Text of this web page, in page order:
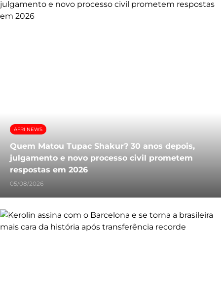
AFRI NEWS
Quem Matou Tupac Shakur? 30 anos depois,
julgamento e novo processo civil prometem
respostas em 2026
05/08/2026